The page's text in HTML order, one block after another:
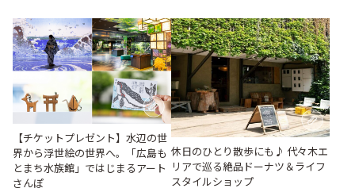
【チケットプレゼント】水辺の世
界から浮世絵の世界へ。「広島も
とまち水族館」ではじまるアート
さんぽ
休日のひとり散歩にも♪ 代々木エ
リアで巡る絶品ドーナツ＆ライフ
スタイルショップ